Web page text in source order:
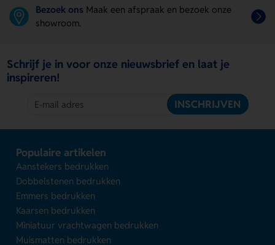
Bezoek ons Maak een afspraak en bezoek onze
showroom.
Schrijf je in voor onze nieuwsbrief en laat je
inspireren!
INSCHRIJVEN
Populaire artikelen
Aanstekers bedrukken
Dobbelstenen bedrukken
Emmers bedrukken
Kaarsen bedrukken
Miniatuur vrachtwagen bedrukken
Muismatten bedrukken